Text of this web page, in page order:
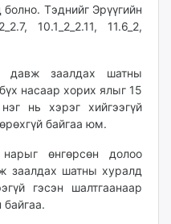
Тэднийг Эрүүгийн
10.1_2_2.11, 11.6_2,
давж заалдах шатны
насаар хорих ялыг 15
нь хэрэг хийгээгүй
байгаа юм.
өнгөрсөн долоо
заалдах шатны хуралд
гэсэн шалтгаанаар